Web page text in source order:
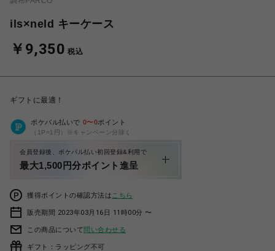
ils×neld キーケース
￥9,350 税込
ギフトに最適！
ポケパル払いで 0〜0ポイント
（1P=1円）※キャンペーン分除く
会員登録後、ポケパル払い初回登録&利用で
最大1,500円分ポイント進呈
獲得ポイントの確認方法は こちら
販売期間 2023年03月16日 11時00分 〜
この商品について問い合わせる
ギフト：ラッピング不可